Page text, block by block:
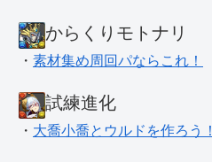
からくりモトナリ
・ 素材集め周回パならこれ！
試練進化
・ 大喬小喬とウルドを作ろう！